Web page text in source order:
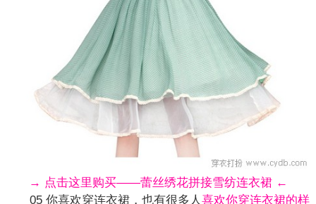
→ 点击这里购买——蕾丝绣花拼接雪纺连衣裙 ←
05 你喜欢穿连衣裙，也有很多人 喜欢你穿连衣裙的样